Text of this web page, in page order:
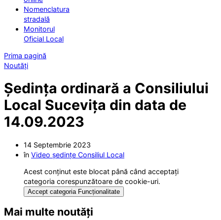
Nomenclatura
stradală
Monitorul
Oficial Local
Prima pagină
Noutăți
Ședința ordinară a Consiliului
Local Sucevița din data de
14.09.2023
14 Septembrie 2023
în Video ședințe Consiliul Local
Acest conținut este blocat până când acceptați
categoria corespunzătoare de cookie-uri.
Accept categoria Funcționalitate
Mai multe noutăți